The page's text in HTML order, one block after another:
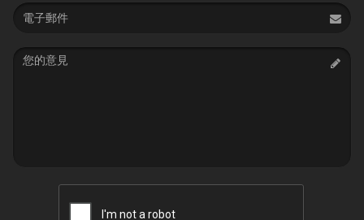
Email
address
Message